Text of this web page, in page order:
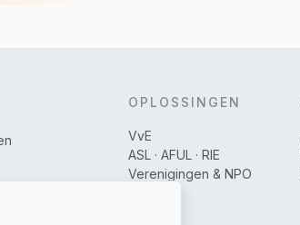
OPLOSSINGEN
VvE
ASL · AFUL · RIE
Verenigingen & NPO